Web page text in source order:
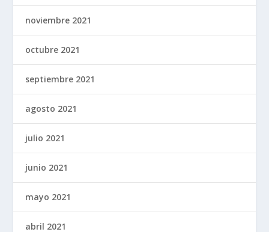
noviembre 2021
octubre 2021
septiembre 2021
agosto 2021
julio 2021
junio 2021
mayo 2021
abril 2021